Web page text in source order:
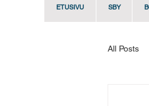
ETUSIVU SBY
All Posts